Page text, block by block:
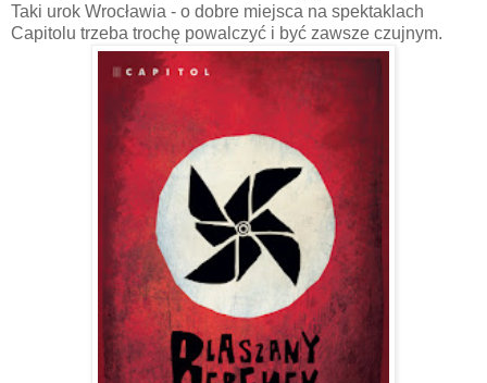
Taki urok Wrocławia - o dobre miejsca na spektaklach
Capitolu trzeba trochę powalczyć i być zawsze czujnym.